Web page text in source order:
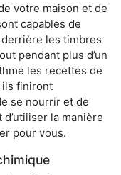
votre maison et de
capables de
les timbres
pendant plus d’un
les recettes de
ils finiront
se nourrir et de
d’utiliser la manière
pour vous.